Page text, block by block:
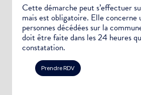
Cette démarche peut s’effectuer
mais est obligatoire. Elle concerne
personnes décédées sur la
doit être faite dans les 24 heures
constatation.